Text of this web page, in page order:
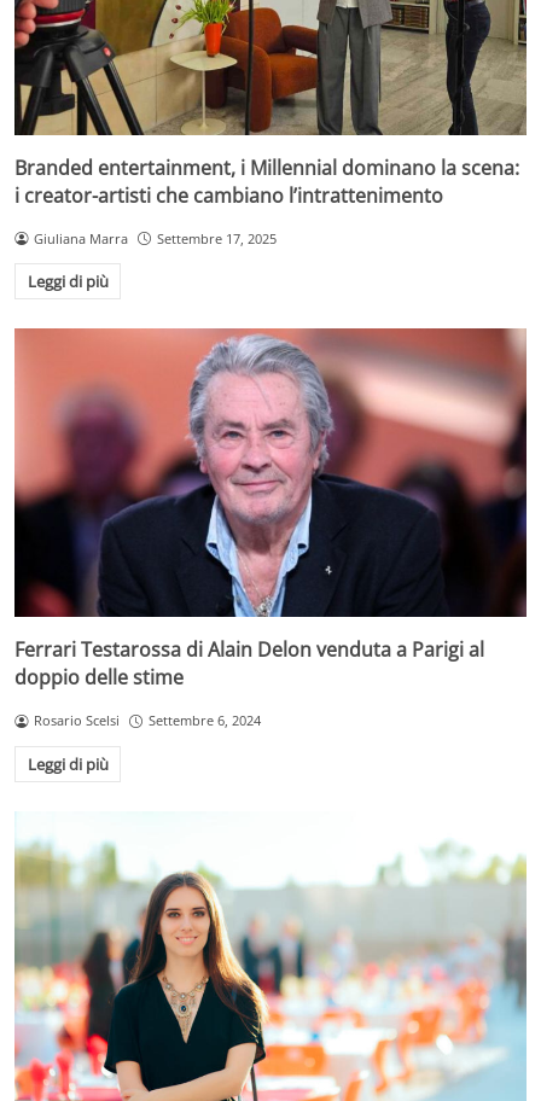
Branded entertainment, i Millennial dominano la scena:
i creator-artisti che cambiano l’intrattenimento
Giuliana Marra Settembre 17, 2025
Leggi di più
Ferrari Testarossa di Alain Delon venduta a Parigi al
doppio delle stime
Rosario Scelsi Settembre 6, 2024
Leggi di più